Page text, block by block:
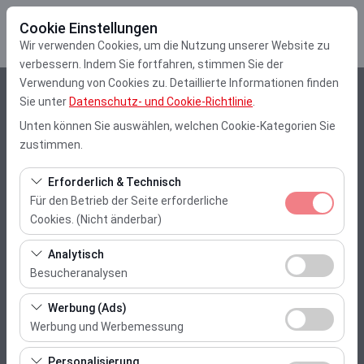
Cookie Einstellungen
Wir verwenden Cookies, um die Nutzung unserer Website zu
verbessern. Indem Sie fortfahren, stimmen Sie der
Verwendung von Cookies zu. Detaillierte Informationen finden
Sie unter Datenschutz- und Cookie-Richtlinie
Unten können Sie auswählen, welchen Cookie-Kategorien Sie
zustimmen.
Erforderlich & Technisch
Für den Betrieb der Seite erforderliche
Cookies. (Nicht änderbar)
Diese Cookies sind für das ordnungsgemäße
Funktionieren der Website, die Sicherheit, die
Sitzungsverwaltung und grundlegende Funktionen
erforderlich. Sie können nicht deaktiviert werden.
Analytisch
Besucheranalysen
Diese Cookies ermöglichen es uns, zu analysieren, wie
unsere Website genutzt wird (Besucherzahl,
meistbesuchte Seiten, Nutzerverhalten). Diese Daten
werden verwendet, um die Leistung der Website zu
Werbung (Ads)
Werbung und Werbemessung
Diese Cookies ermöglichen es uns, Ihnen auf Ihre
Abholstation
İzmir Adnan Menderes Flughafen
Eine andere Rückgabestation auswählen
Abholdatum & Zeit
Rückgabedatum & Zeit